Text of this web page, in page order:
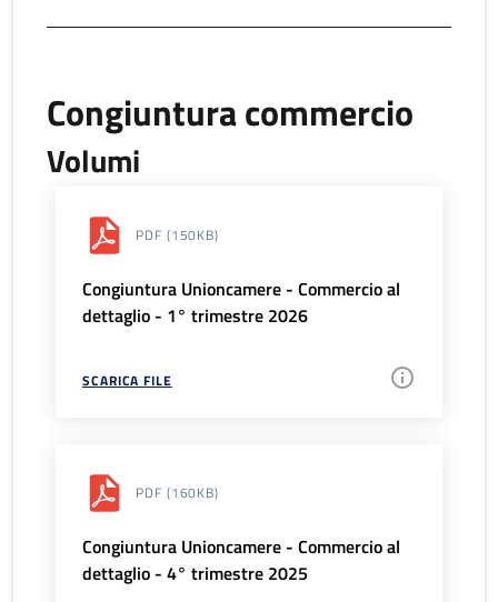
Congiuntura commercio
Volumi
PDF (150KB)
Congiuntura Unioncamere - Commercio al
dettaglio - 1° trimestre 2026
SCARICA FILE
PDF (160KB)
Congiuntura Unioncamere - Commercio al
dettaglio - 4° trimestre 2025